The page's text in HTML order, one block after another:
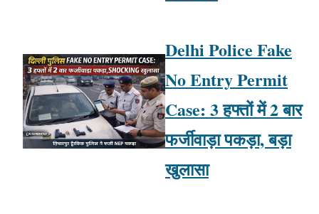
Delhi Police Fake
No Entry Permit
Case: 3 हफ्तों में 2 बार
फर्जीवाड़ा पकड़ा, बड़ा
खुलासा